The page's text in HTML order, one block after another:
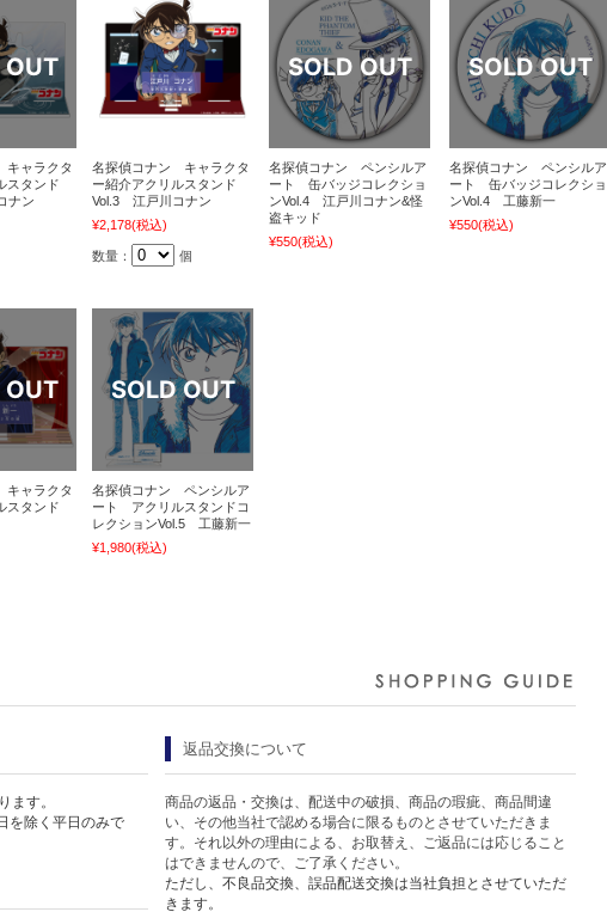
ャラクタ
スタンド
ナン
名探偵コナン キャラクタ
ー紹介アクリルスタンド
Vol.3 江戸川コナン
¥2,178(税込)
数量： 個
名探偵コナン ペンシルア
ート 缶バッジコレクショ
ンVol.4 江戸川コナン&怪
盗キッド
¥550(税込)
名探偵コナン ペンシルア
ート 缶バッジコレクショ
ンVol.4 工藤新一
¥550(税込)
ャラクタ
スタンド
名探偵コナン ペンシルア
ート アクリルスタンドコ
レクションVol.5 工藤新一
¥1,980(税込)
ます。
を除く平日のみで
返品交換について
商品の返品・交換は、配送中の破損、商品の瑕疵、商品間違
い、その他当社で認める場合に限るものとさせていただきま
す。それ以外の理由による、お取替え、ご返品には応じること
はできませんので、ご了承ください。
ただし、不良品交換、誤品配送交換は当社負担とさせていただ
きます。